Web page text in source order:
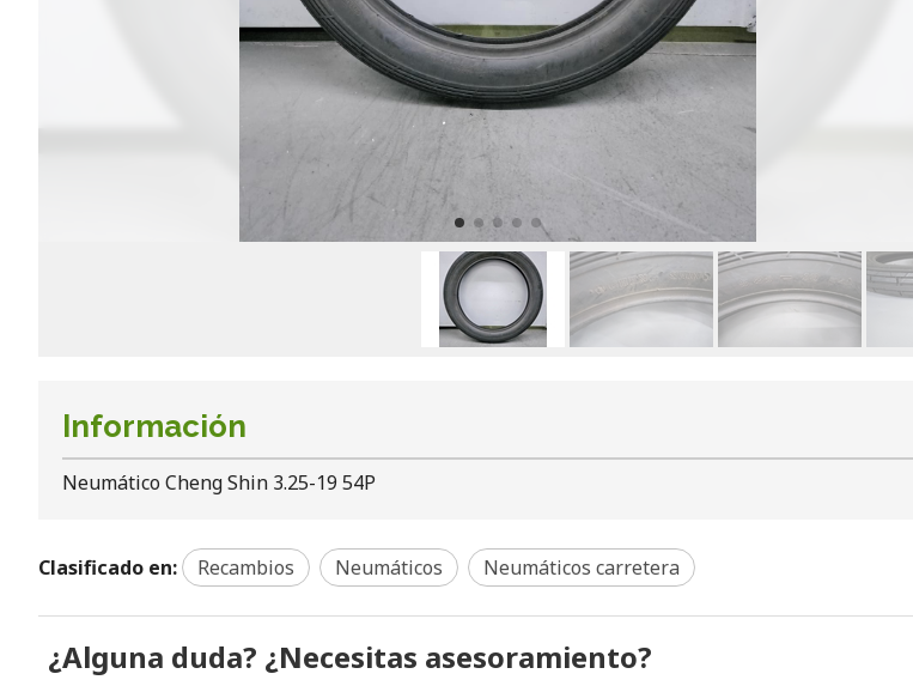
Información
Neumático Cheng Shin 3.25-19 54P
Clasificado en: Recambios Neumáticos Neumáticos carretera
¿Alguna duda? ¿Necesitas asesoramiento?